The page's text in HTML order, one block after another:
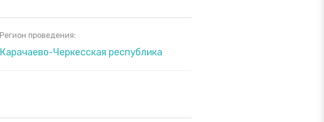
Регион проведения:
Карачаево-Черкесская республика